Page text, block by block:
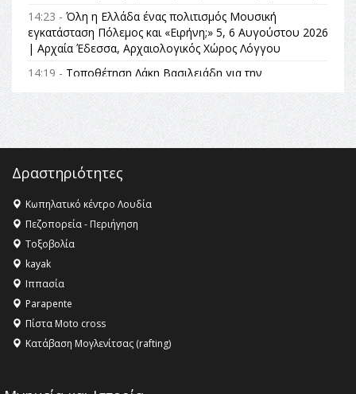
14:23 - Όλη η Ελλάδα ένας πολιτισμός Μουσική
εγκατάσταση Πόλεμος και «Ειρήνη;» 5, 6 Αυγούστου 2026
| Αρχαία Έδεσσα, Αρχαιολογικός Χώρος Λόγγου
14:19 - Τοποθέτηση Λάκη Βασιλειάδη για την
Αναθεώρηση του Συντάγματος: «Σε τέτοιες κορυφαίες
θεσμικές διαδικασίες υπάρχει μόνο η ευθύνη απέναντι
στις επόμενες γενιές»
16:35 -Το πρόγραμμα του ΠΑΟΚ στον δεύτερο γύρο του
16:27 - Όλυμπος: Εντάχθηκε στον Κατάλογο Παγκόσμιας
Κληρονομιάς της UNESCO – Ομόφωνη η απόφαση Ο
Όλυμπος αναγνωρίστηκε ως φυσικό και πολιτιστικό
αγαθό εξέχουσας οικουμενικής αξίας για την
ανθρωπότητα
16:18 -
ΣΤΗΝ ΕΔΕΣΣΑ
Δραστηριότητες
Κωπηλατικό κέντρο Λουδία
Πεζοπορεία - Περιήγηση
Τοξοβολία
kayak
Ιππασία
Parapente
Πίστα Moto cross
Κατάβαση Μογλενίτσας (rafting)